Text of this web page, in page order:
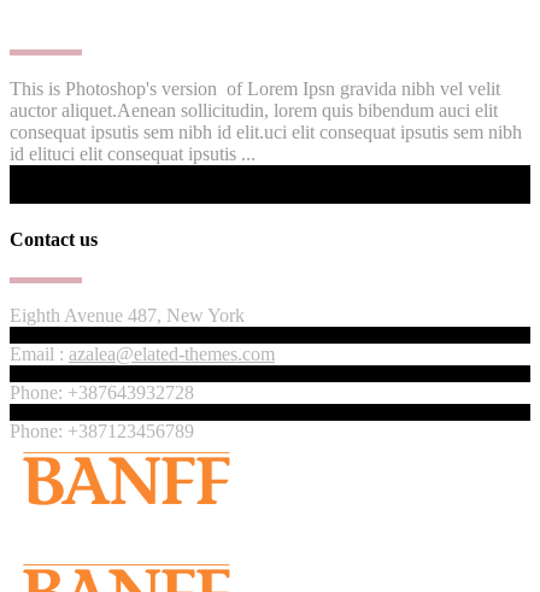
This is Photoshop's version of Lorem Ipsn gravida nibh vel velit
auctor aliquet.Aenean sollicitudin, lorem quis bibendum auci elit
consequat ipsutis sem nibh id elit.uci elit consequat ipsutis sem nibh
id elituci elit consequat ipsutis ...
Contact us
Eighth Avenue 487, New York
Email : azalea@elated-themes.com
Phone: +387643932728
Phone: +387123456789